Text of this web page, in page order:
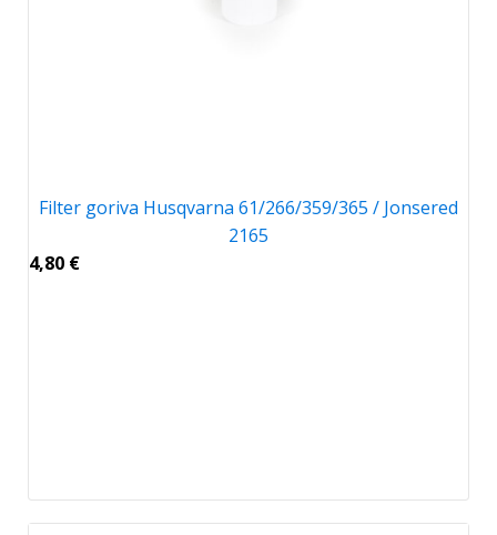
Filter goriva Husqvarna 61/266/359/365 / Jonsered
2165
4,80 €